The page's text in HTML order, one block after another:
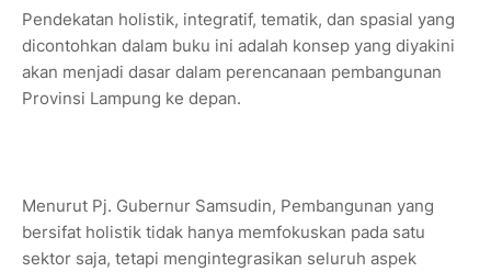
Pendekatan holistik, integratif, tematik, dan spasial yang
dicontohkan dalam buku ini adalah konsep yang diyakini
akan menjadi dasar dalam perencanaan pembangunan
Provinsi Lampung ke depan.
Menurut Pj. Gubernur Samsudin, Pembangunan yang
bersifat holistik tidak hanya memfokuskan pada satu
sektor saja, tetapi mengintegrasikan seluruh aspek